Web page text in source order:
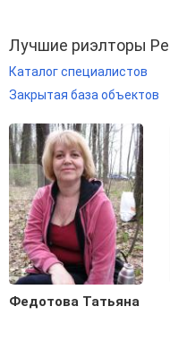
Лучшие риэлторы
Каталог специалистов
Закрытая база объектов
Федотова Татьяна